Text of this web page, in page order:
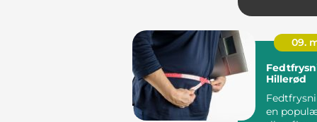
09.
Hillerød
en